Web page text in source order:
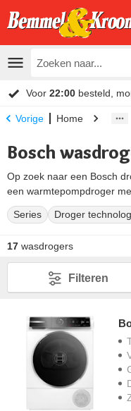
Voor 22:00 besteld,
Vorige Home
Bosch
Op zoek naar een Bosch
een warmtepompdroger
en de zelfreinigende
en zuinig. Of je nu een
voor jouw huishouden.
Serie 6 en Serie 8. Elke
functies en betere
serie biedt.
Series Droger
17 wasdrogers
Filteren